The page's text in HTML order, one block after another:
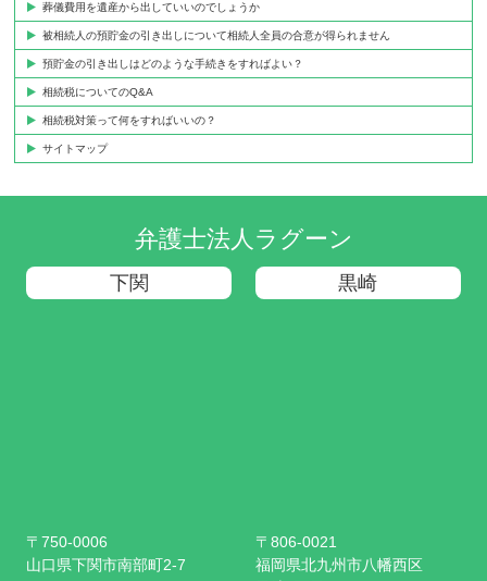
葬儀費用を遺産から出していいのでしょうか
被相続人の預貯金の引き出しについて相続人全員の合意が得られません
預貯金の引き出しはどのような手続きをすればよい？
相続税についてのQ&A
相続税対策って何をすればいいの？
サイトマップ
弁護士法人ラグーン
下関
〒750-0006
山口県下関市南部町2-7
黒崎
〒806-0021
福岡県北九州市八幡西区